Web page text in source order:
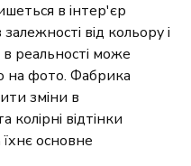
в інтер'єр
від кольору і
в реальності може
на фото. Фабрика
зміни в
відтінки
основне